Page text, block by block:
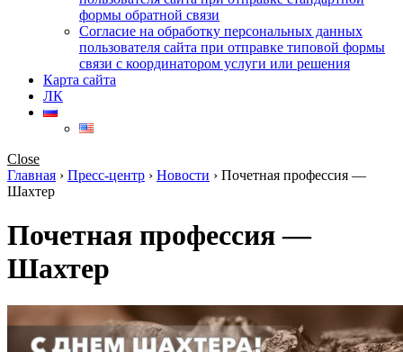
формы обратной связи
Согласие на обработку персональных данных
пользователя сайта при отправке типовой формы
связи с координатором услуги или решения
Карта сайта
ЛК
Close
Главная › Пресс-центр › Новости › Почетная профессия —
Шахтер
Почетная профессия —
Шахтер